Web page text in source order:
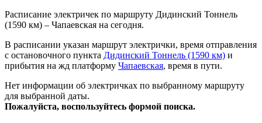
Расписание электричек по маршруту Дидинский Тоннель
(1590 км) – Чапаевская на сегодня.
В расписании указан маршрут электрички, время отправления
с остановочного пункта Дидинский Тоннель (1590 км) и
прибытия на жд платформу Чапаевская, время в пути.
Нет информации об электричках по выбранному маршруту
для выбранной даты.
Пожалуйста, воспользуйтесь формой поиска.